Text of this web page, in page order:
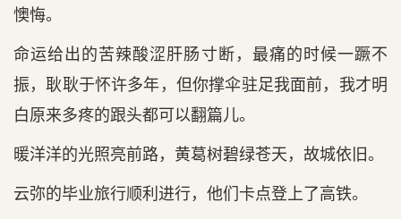
懊悔。
命运给出的苦辣酸涩肝肠寸断，最痛的时候一蹶不
振，耿耿于怀许多年，但你撑伞驻足我面前，我才明
白原来多疼的跟头都可以翻篇儿。
暖洋洋的光照亮前路，黄葛树碧绿苍天，故城依旧。
云弥的毕业旅行顺利进行，他们卡点登上了高铁。